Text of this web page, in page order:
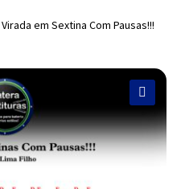
menu
Virada em Sextina Com Pausas!!!
🔍